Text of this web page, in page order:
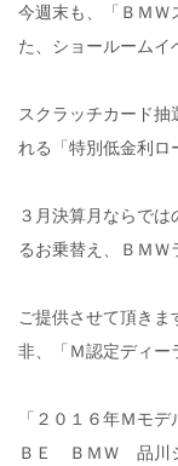
今週末も、「ＢＭＷ
た、ショールームイ
スクラッチカード抽
れる「特別低金利ロ
３月決算月ならで
るお乗替え、ＢＭＷ
ご提供させて頂きま
非、「Ｍ認定ディー
「２０１６年Ｍモ
ＢＥ ＢＭＷ 品川シ